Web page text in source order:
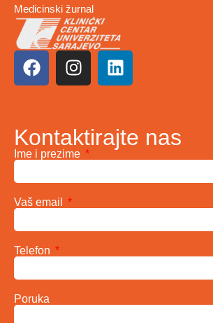
Medicinski žurnal
Kontaktirajte nas
Ime i prezime
Vaš email
Telefon
Poruka